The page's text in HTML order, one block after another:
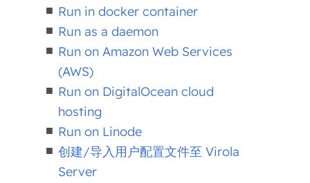
Run in docker container
Run as a daemon
Run on Amazon Web Services
(AWS)
Run on DigitalOcean cloud
hosting
Run on Linode
创建/导入用户配置文件至 Virola
Server